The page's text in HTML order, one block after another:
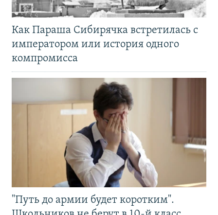
Как Параша Сибирячка встретилась с
императором или история одного
компромисса
"Путь до армии будет коротким".